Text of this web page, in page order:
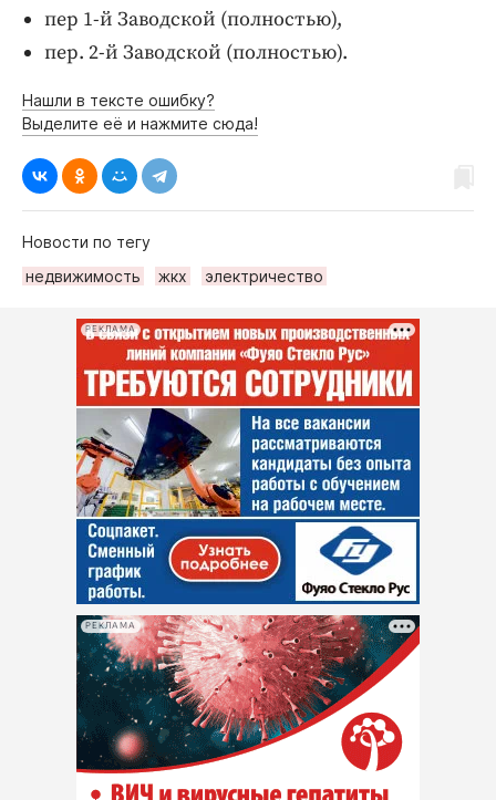
пер 1-й Заводской (полностью),
пер. 2-й Заводской (полностью).
Нашли в тексте ошибку?
Выделите её и нажмите сюда!
Новости по тегу
недвижимость
жкх электричество
РЕКЛАМА
РЕКЛАМА